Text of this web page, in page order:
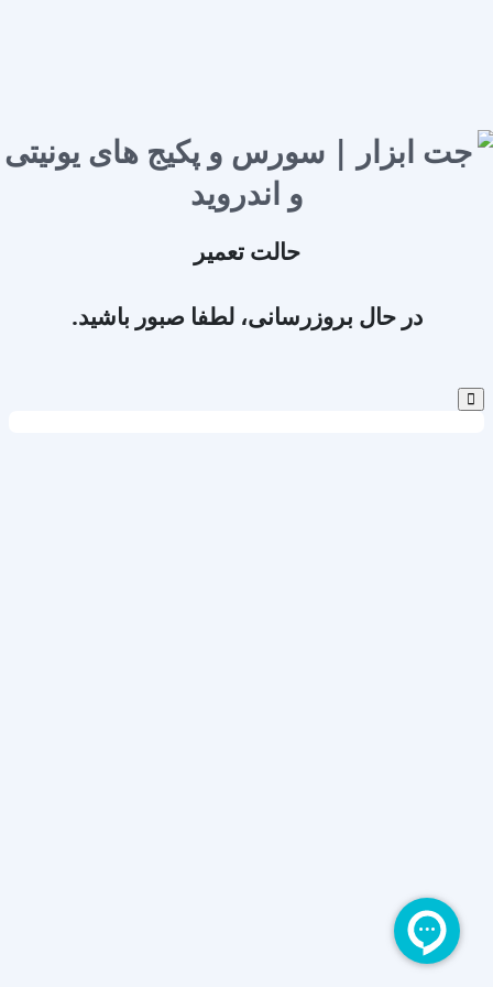
حالت تعمیر
در حال بروزرسانی، لطفا صبور باشید.